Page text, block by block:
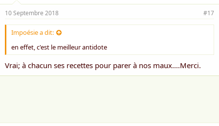
10 Septembre 2018 #17
Impoésie a dit:
en effet, c'est le meilleur antidote
Vrai; à chacun ses recettes pour parer à nos maux....Merci.